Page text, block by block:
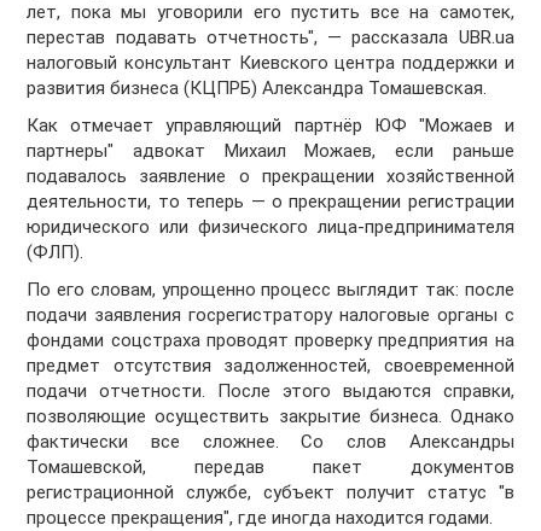
лет, пока мы уговорили его пустить все на самотек,
перестав подавать отчетность", — рассказала UBR.ua
налоговый консультант Киевского центра поддержки и
развития бизнеса (КЦПРБ) Александра Томашевская.
Как отмечает управляющий партнёр ЮФ "Можаев и
партнеры" адвокат Михаил Можаев, если раньше
подавалось заявление о прекращении хозяйственной
деятельности, то теперь — о прекращении регистрации
юридического или физического лица-предпринимателя
(ФЛП).
По его словам, упрощенно процесс выглядит так: после
подачи заявления госрегистратору налоговые органы с
фондами соцстраха проводят проверку предприятия на
предмет отсутствия задолженностей, своевременной
подачи отчетности. После этого выдаются справки,
позволяющие осуществить закрытие бизнеса. Однако
фактически все сложнее. Со слов Александры
Томашевской, передав пакет документов
регистрационной службе, субъект получит статус "в
процессе прекращения", где иногда находится годами.